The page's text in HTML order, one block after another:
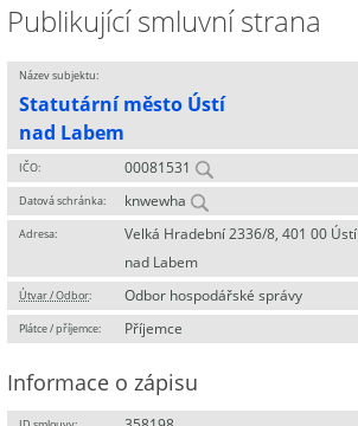
Publikující smluvní strana
Název subjektu:
Statutární město Ústí
nad Labem
IČO: 00081531
Datová schránka: knwewha
Adresa:
Velká Hradební 2336/8, 401 00 Ústí
nad Labem
Útvar / Odbor: Odbor hospodářské správy
Plátce / příjemce: Příjemce
Informace o zápisu